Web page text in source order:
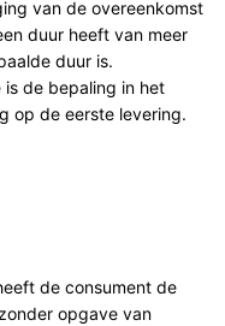
van de overeenkomst
duur heeft van meer
duur is.
de bepaling in het
op de eerste levering.
de consument de
opgave van